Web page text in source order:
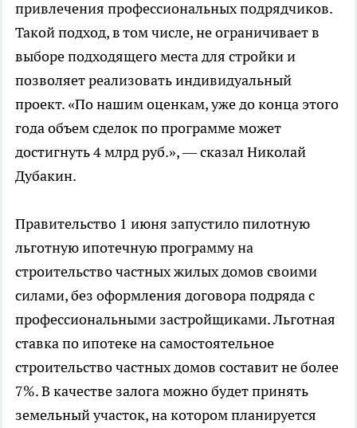
привлечения профессиональных подрядчиков.
Такой подход, в том числе, не ограничивает в
выборе подходящего места для стройки и
позволяет реализовать индивидуальный
проект. «По нашим оценкам, уже до конца этого
года объем сделок по программе может
достигнуть 4 млрд руб.», — сказал Николай
Дубакин.
Правительство 1 июня запустило пилотную
льготную ипотечную программу на
строительство частных жилых домов своими
силами, без оформления договора подряда с
профессиональными застройщиками. Льготная
ставка по ипотеке на самостоятельное
строительство частных домов составит не более
7%. В качестве залога можно будет принять
земельный участок, на котором планируется